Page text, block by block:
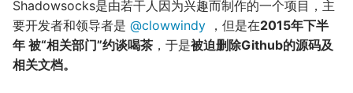
Shadowsocks是由若干人因为兴趣而制作的一个项目，主
要开发者和领导者是 @clowwindy ，但是在2015年下半
年 被“相关部门”约谈喝茶 ，于是被迫删除Github的源码及
相关文档。